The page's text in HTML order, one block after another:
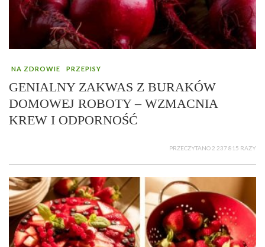
NA ZDROWIE PRZEPISY
GENIALNY ZAKWAS Z BURAKÓW
DOMOWEJ ROBOTY – WZMACNIA
KREW I ODPORNOŚĆ
PRZECZYTANO 2 237 815 RAZY